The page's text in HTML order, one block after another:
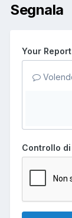
Segnala
Your Report
Controllo